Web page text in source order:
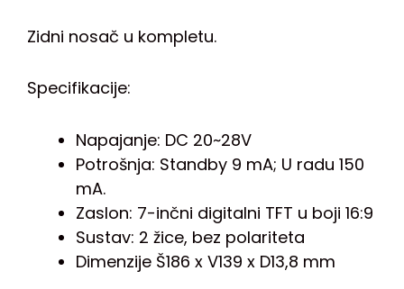
Zidni nosač u kompletu.
Specifikacije:
Napajanje: DC 20~28V
Potrošnja: Standby 9 mA; U radu 150
mA.
Zaslon: 7-inčni digitalni TFT u boji 16:9
Sustav: 2 žice, bez polariteta
Dimenzije Š186 x V139 x D13,8 mm